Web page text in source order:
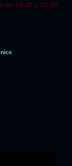
las 18:30 y 20:30